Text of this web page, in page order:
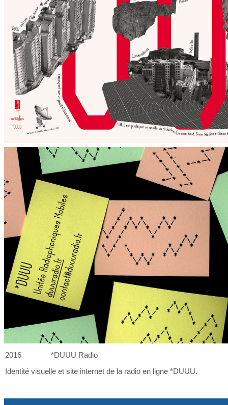
2016
*DUUU Radio
Identité visuelle et site internet de la radio en ligne *DUUU.